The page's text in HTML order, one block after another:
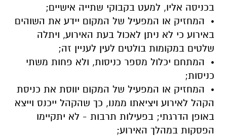
בכניסה אליו, למעט בקבוקי שתייה אישיים;
• המחזיק או המפעיל של המקום יידע את השוהים
באירוע כי לא ניתן לאכול בעת האירוע, ויתלה
שלטים במקומות בולטים לעין לעניין זה;
• המתחם יכלול מספר כניסות, ולא פחות משתי
כניסות;
• המחזיק או המפעיל של המקום יווסת את כניסת
הקהל לאירוע ויציאתו ממנו, כך שהקהל ייכנס וייצא
באופן הדרגתי; בפעילות תרבות - לא יתקיימו
הפסקות במהלך האירוע;